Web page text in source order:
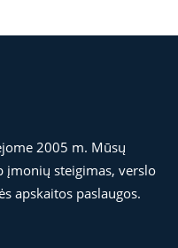
2005 m. Mūsų
įmonių steigimas, verslo
apskaitos paslaugos.